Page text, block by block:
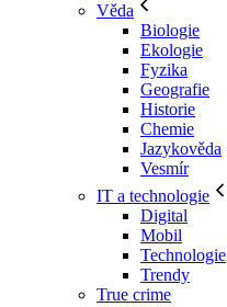
Věda
Biologie
Ekologie
Fyzika
Geografie
Historie
Chemie
Jazykověda
Vesmír
IT a technologie
Digital
Mobil
Technologie
Trendy
True crime